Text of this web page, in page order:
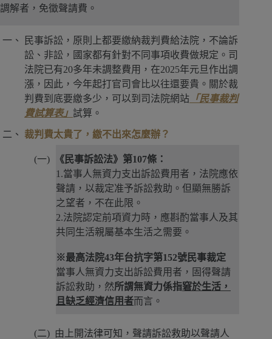
調解者，免徵聲請費。
民事訴訟，原則上都要繳納裁判費給法院，不論訴
訟、非訟，國家都有針對不同事項收費做規定。司
法院已有20多年未調整費用，在2025年元旦作出調
漲，因此，今年起打官司會比以往還要貴。關於裁
判費到底要繳多少，可以到司法院網站 「民事裁判
費試算表」 試算。
裁判費太貴了，繳不出來怎麼辦？
《民事訴訟法》第107條：
1.當事人無資力支出訴訟費用者，法院應依
聲請，以裁定准予訴訟救助。但顯無勝訴
之望者，不在此限。
2.法院認定前項資力時，應斟酌當事人及其
共同生活親屬基本生活之需要。
※最高法院43年台抗字第152號民事裁定
當事人無資力支出訴訟費用者，固得聲請
訴訟救助，然所謂無資力係指窘於生活，
且缺乏經濟信用者而言。
由上開法律可知，聲請訴訟救助以聲請人